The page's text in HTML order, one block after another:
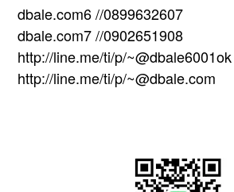
dbale.com6 //0899632607
dbale.com7 //0902651908
http://line.me/ti/p/~@dbale6001ok
http://line.me/ti/p/~@dbale.com